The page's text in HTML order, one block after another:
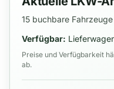
15 buchbare
Verfügbar:
Preise und Verfügbarkeit
ab.